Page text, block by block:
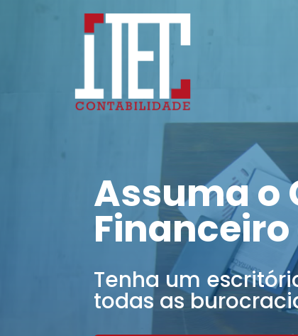
Assuma o
Tenha um
todas as